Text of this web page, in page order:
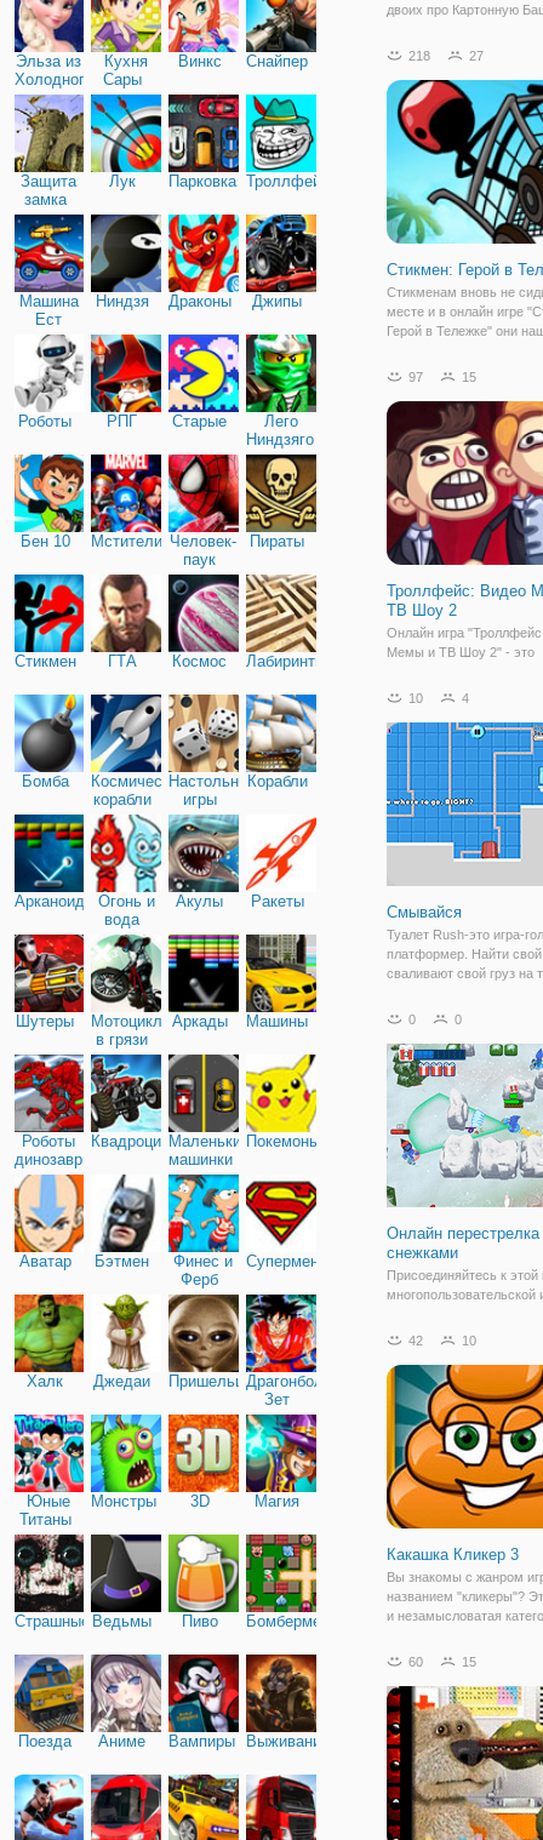
Эльза из
Холодного
сердца
Кухня
Сары
Винкс Снайпер
Защита
замка
Лук Парковка Троллфейс
Машина
Ест
Машину
Ниндзя Драконы Джипы
Роботы РПГ Старые
Лего
Ниндзяго
Бен 10 Мстители Человек-
паук
Пираты
Стикмен ГТА Космос Лабиринты
Бомба
Космические
корабли
Настольные
игры
Корабли
Арканоид
Огонь и
вода
Акулы Ракеты
Шутеры
Мотоциклы
в грязи
Аркады Машины
Роботы
динозавры
КвадроциклыМаленькие
машинки
Покемоны
Аватар Бэтмен
Финес и
Ферб
Супермен
Халк Джедаи ПришельцыДрагонболл
Зет
Юные
Титаны
Монстры 3D Магия
Страшные Ведьмы Пиво Бомбермен
Поезда Аниме Вампиры Выживание
двоих про Картонную
для мальчиков с кучей
так же можно играть
режиме
218 27
Стикмен: Герой в
Стикменам вновь не
месте и в онлайн игре
Герой в Тележке" они
- катание на тележке!
дальше, нужно
управлять.
97 15
Троллфейс: Видео
ТВ Шоу 2
Онлайн игра
Мемы и ТВ Шоу 2" - это
проказы Троллфейса. На
чтобы понять, как
СМИ. И конечно, будем
10 4
Смывайся
Туалет Rush-это игра-
платформер. Найти свой
сваливают свой груз на
каждый день борьба,
0 0
Онлайн перестрелка
снежками
Присоединяйтесь к этой
многопользовательской
почувствовать дух зимы
находится в
другими игроками или
друзьями, которых вы
42 10
Какашка Кликер 3
Вы знакомы с жанром
названием "кликеры"?
и незамысловатая
Основная особенность
процесс происходит за
взаимодействия
60 15